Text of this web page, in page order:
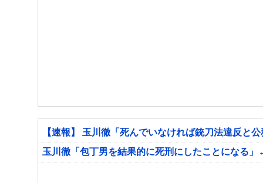
【速報】 玉川徹「死んでいなければ銃刀法違反と
玉川徹「包丁男を結果的に死刑にしたことになる